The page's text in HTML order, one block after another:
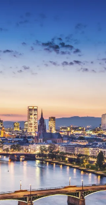
uns Ihnen über
anzeigen. Über
Cookies gespeichert.
akzeptieren.